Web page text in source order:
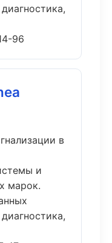
96
в
и
марок.